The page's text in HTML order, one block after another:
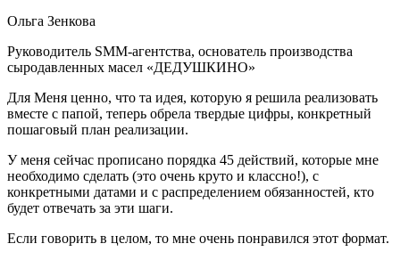
Ольга Зенкова
Руководитель SMM-агентства, основатель производства
сыродавленных масел «ДЕДУШКИНО»
Для Меня ценно, что та идея, которую я решила реализовать
вместе с папой, теперь обрела твердые цифры, конкретный
пошаговый план реализации.
У меня сейчас прописано порядка 45 действий, которые мне
необходимо сделать (это очень круто и классно!), с
конкретными датами и с распределением обязанностей, кто
будет отвечать за эти шаги.
Если говорить в целом, то мне очень понравился этот формат.